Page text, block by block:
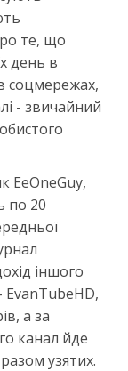
те, що
день в
соцмережах,
- звичайний
EeOneGuy,
по 20
іншого
EvanTubeHD,
а за
канал йде
узятих.